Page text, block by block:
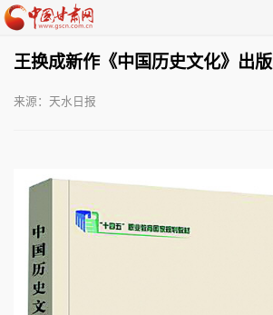
王换成新作《中国历史文化》出版
来源：天水日报